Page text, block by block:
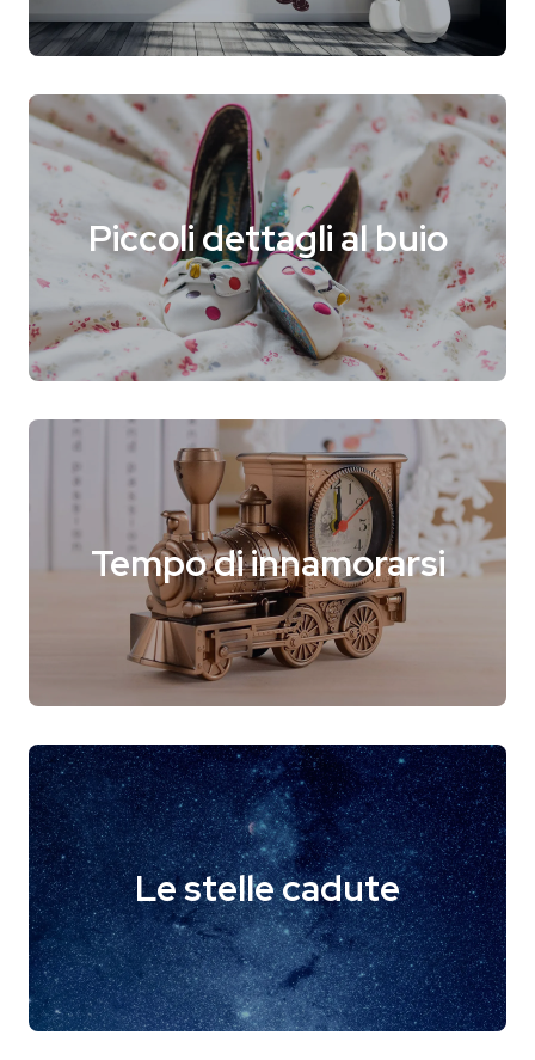
Piccoli dettagli al buio
Tempo di innamorarsi
Le stelle cadute